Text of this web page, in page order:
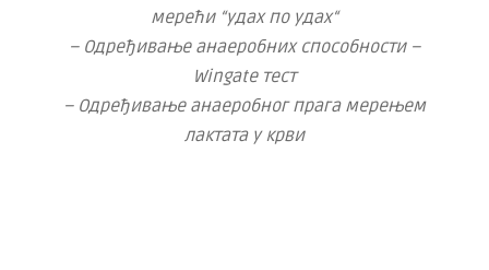
мерећи “удах по удах“
– Одређивање анаеробних способности –
Wingate тест
– Одређивање анаеробног прага мерењем
лактата у крви